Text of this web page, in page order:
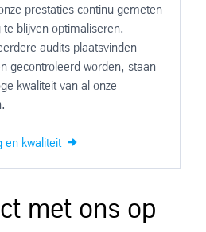
prestaties continu gemeten
blijven optimaliseren.
audits plaatsvinden
gecontroleerd worden, staan
kwaliteit van al onze
en kwaliteit
met ons op